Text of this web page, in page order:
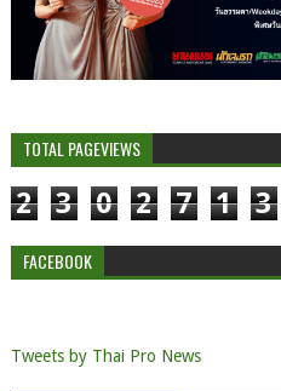
TOTAL PAGEVIEWS
2 3 0 2 7 1 3
FACEBOOK
Tweets by Thai Pro News